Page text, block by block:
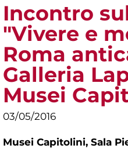
Incontro
"Vivere e
Roma
Galleria
Musei
03/05/2016
Musei Capitolini, Sala